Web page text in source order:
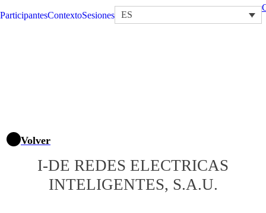
ParticipantesContextoSesiones ES
Volver
I-DE REDES ELECTRICAS
INTELIGENTES, S.A.U.